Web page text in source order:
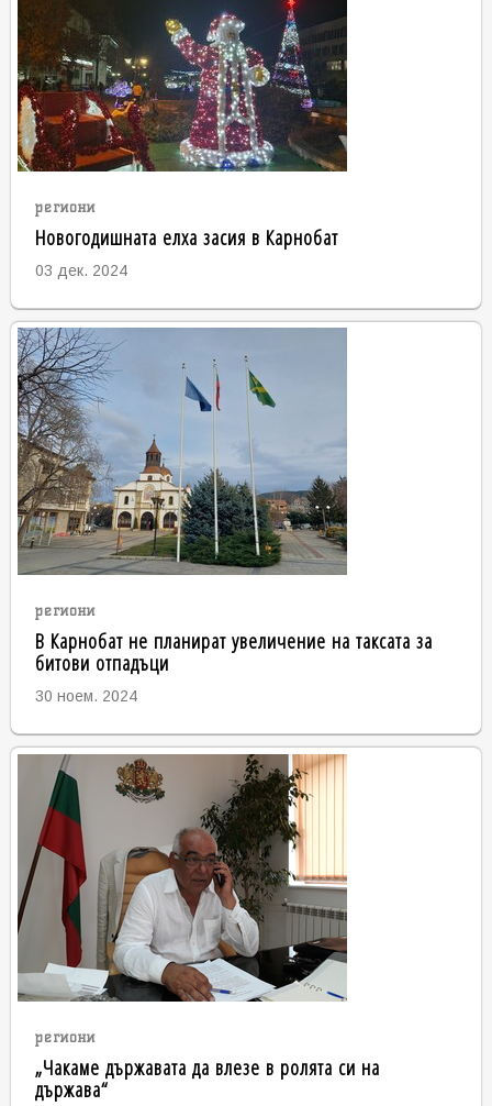
региони
Новогодишната елха засия в Карнобат
03 дек. 2024
региони
В Карнобат не планират увеличение на таксата за
битови отпадъци
30 ноем. 2024
региони
„Чакаме държавата да влезе в ролята си на
държава“